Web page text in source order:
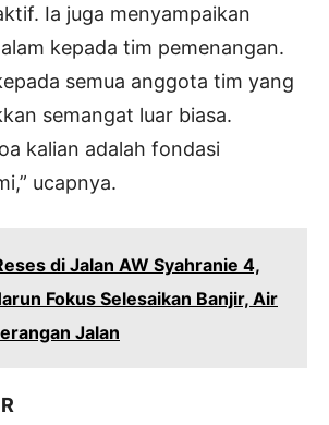
Ia juga menyampaikan
kepada tim pemenangan.
semua anggota tim yang
semangat luar biasa.
kalian adalah fondasi
ucapnya.
di Jalan AW Syahranie 4,
Fokus Selesaikan Banjir, Air
Jalan